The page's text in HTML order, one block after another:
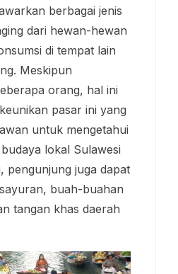
berbagai jenis
dari hewan-hewan
di tempat lain
Meskipun
orang, hal ini
pasar ini yang
untuk mengetahui
lokal Sulawesi
pengunjung juga dapat
buah-buahan
tangan khas daerah